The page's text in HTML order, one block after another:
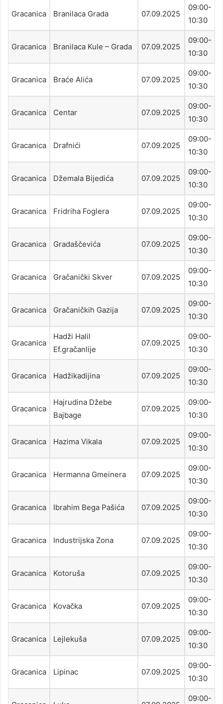
Gracanica Branilaca Grada 07.09.2025
09:00-
10:30
Gracanica Branilaca Kule – Grada 07.09.2025
09:00-
10:30
Gracanica Braće Alića 07.09.2025
09:00-
10:30
Gracanica Centar 07.09.2025
09:00-
10:30
Gracanica Drafnići 07.09.2025
09:00-
10:30
Gracanica Džemala Bijedića 07.09.2025
09:00-
10:30
Gracanica Fridriha Foglera 07.09.2025
09:00-
10:30
Gracanica Gradaščevića 07.09.2025
09:00-
10:30
Gracanica Gračanički Skver 07.09.2025
09:00-
10:30
Gracanica Gračaničkih Gazija 07.09.2025
09:00-
10:30
Gracanica
Hadži Halil
Ef.gračanlije
07.09.2025
09:00-
10:30
Gracanica Hadžikadijina 07.09.2025
09:00-
10:30
Gracanica
Hajrudina Džebe
Bajbage
07.09.2025
09:00-
10:30
Gracanica Hazima Vikala 07.09.2025
09:00-
10:30
Gracanica Hermanna Gmeinera 07.09.2025
09:00-
10:30
Gracanica Ibrahim Bega Pašića 07.09.2025
09:00-
10:30
Gracanica Industrijska Zona 07.09.2025
09:00-
10:30
Gracanica Kotoruša 07.09.2025
09:00-
10:30
Gracanica Kovačka 07.09.2025
09:00-
10:30
Gracanica Lejlekuša 07.09.2025
09:00-
10:30
Gracanica Lipinac 07.09.2025
09:00-
10:30
09:00-